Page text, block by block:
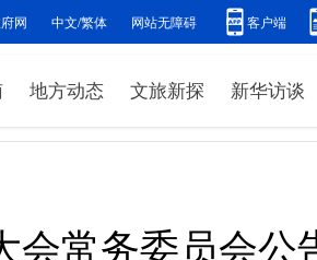
网 中文/繁体 网站无障碍 客户端
地方动态 文旅新探 新华访谈
会常务委员会公